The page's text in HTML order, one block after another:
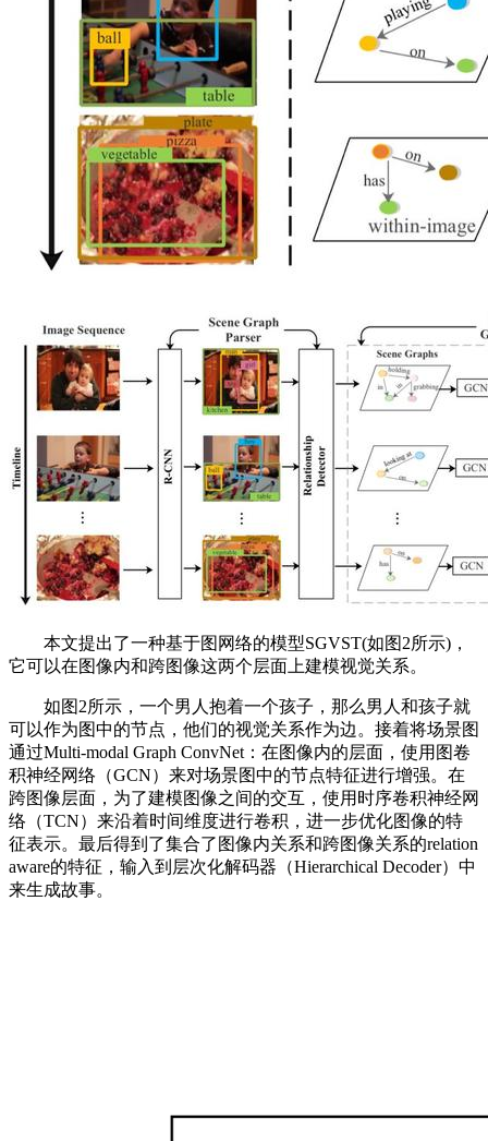
本文提出了一种基于图网络的模型SGVST(如图2所示)，
它可以在图像内和跨图像这两个层面上建模视觉关系。
如图2所示，一个男人抱着一个孩子，那么男人和孩子就
可以作为图中的节点，他们的视觉关系作为边。接着将场景图
通过Multi-modal Graph ConvNet：在图像内的层面，使用图卷
积神经网络（GCN）来对场景图中的节点特征进行增强。在
跨图像层面，为了建模图像之间的交互，使用时序卷积神经网
络（TCN）来沿着时间维度进行卷积，进一步优化图像的特
征表示。最后得到了集合了图像内关系和跨图像关系的relation
aware的特征，输入到层次化解码器（Hierarchical Decoder）中
来生成故事。